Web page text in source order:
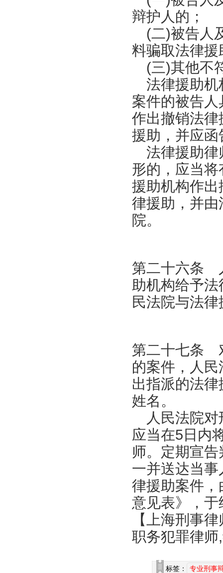
辩护人的；
(二)被告人
料骗取法律援
(三)其他不
法律援助机
案件的被告
作出撤销法
援助，并应
法律援助律
形的，应当
援助机构作
律援助，并
院。
第二十六条
助机构给予
民法院与法
第二十七条
的案件，人
出指派的法
姓名。
人民法院对
应当在5日内
师。定期宣
一并送达当
律援助案件
意见表》，
【上海刑事
职务犯罪律
标签： 专业刑事